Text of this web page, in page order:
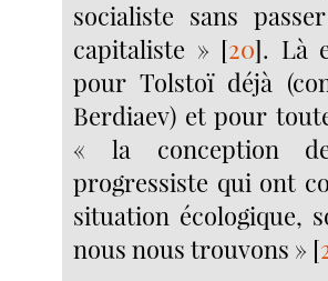
socialiste sans
capitaliste » [20]. Là
pour Tolstoï déjà
Berdiaev) et pour
« la conception de
progressiste qui ont
situation écologique,
nous nous trouvons » [